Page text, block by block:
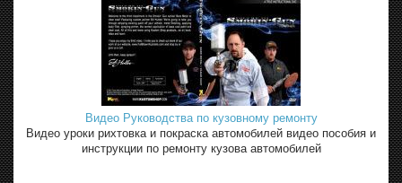
Видео Руководства по кузовному ремонту
Видео уроки рихтовка и покраска автомобилей видео пособия и
инструкции по ремонту кузова автомобилей